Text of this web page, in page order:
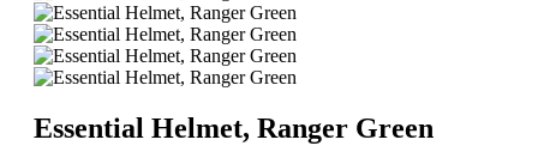
Essential Helmet, Ranger Green